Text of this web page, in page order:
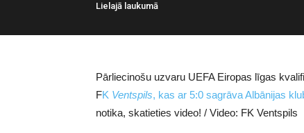
Lielajā laukumā
Pārliecinošu uzvaru UEFA Eiropas līgas
FK Ventspils, kas ar 5:0 sagrāva Albānijas
notika, skatieties video! / Video: FK Ventspils